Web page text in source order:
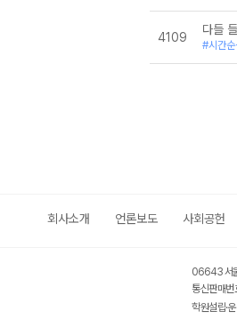
4109
다들
#시간
회사소개 언론보도 사회공헌
06643 서
통신판매
학원설립·